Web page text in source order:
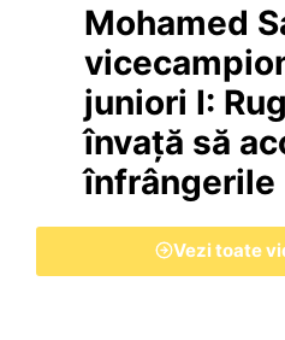
Mohamed
juniori I:
învață să
înfrângerile
Vezi toate